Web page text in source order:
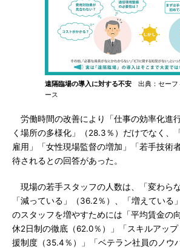
遠隔臨場の導入に対する不安 出典：セーフ
ース
労働時間の改善により「仕事の効率化進
く場所の多様化」（28.3％）だけでなく、
雇用」「女性現場監督の増加」「若手技術
待されるとの回答があった。
現場の若手スタッフの人数は、「変わらな
「減っている」（36.2％）、「増えている
のスタッフを増やすためには「平均賃金の
休2日制の徹底（62.0％）」「スキルアッ
援制度（35.4％）」「ベテラン社員のノウ